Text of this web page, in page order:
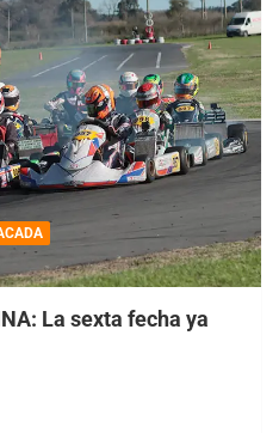
La sexta fecha ya